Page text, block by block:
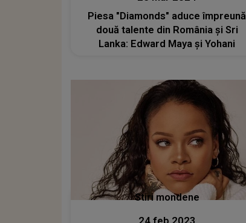
Piesa "Diamonds" aduce împreună
două talente din România și Sri
Lanka: Edward Maya și Yohani
Stiri mondene